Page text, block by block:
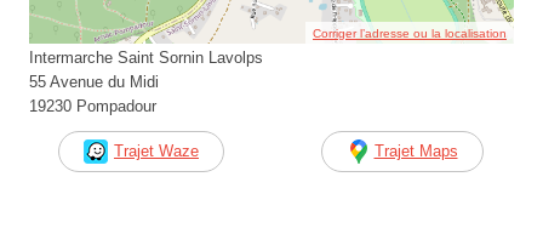
Corriger l’adresse ou la localisation
Intermarche Saint Sornin Lavolps
55 Avenue du Midi
19230 Pompadour
Trajet Waze Trajet Maps